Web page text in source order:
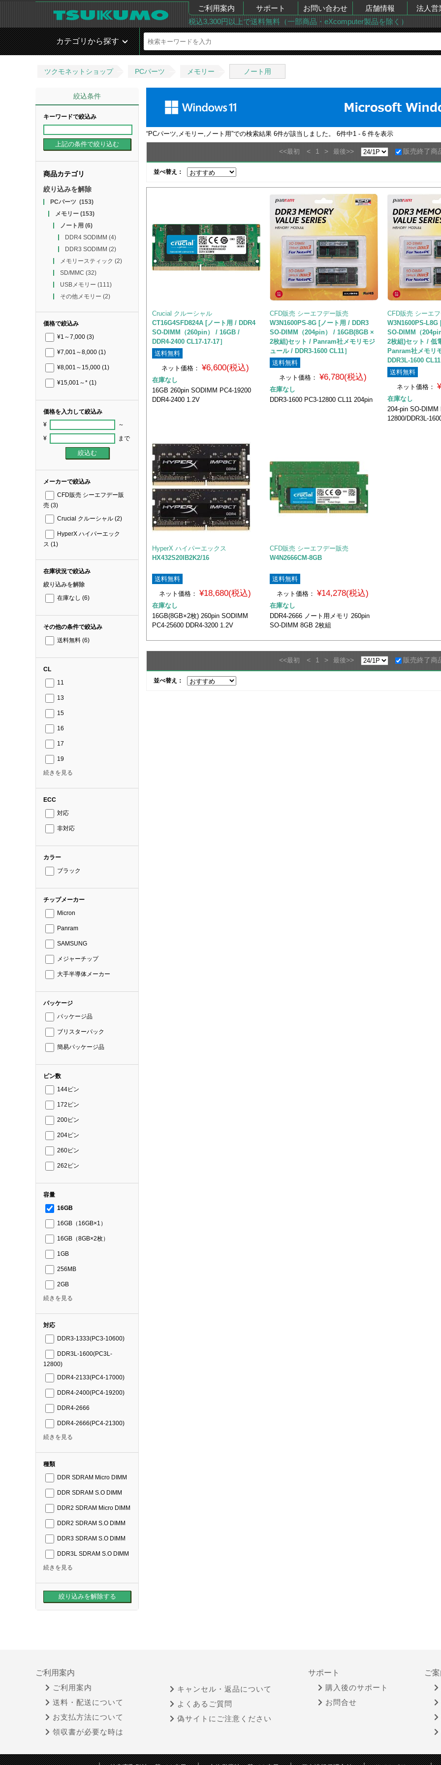
ご利用案内 サポート お問い合わせ 店舗情報 法人営
税込3,300円以上で送料無料（一部商品・eXcomputer製品を除く）
カテゴリから探す
ツクモネットショップ PCパーツ メモリー ノート用
絞込条件
キーワードで絞込み
商品カテゴリ
絞り込みを解除
PCパーツ (153)
メモリー(153)
ノート用 (6)
DDR4 SODIMM (4)
DDR3 SODIMM (2)
メモリースティック (2)
SD/MMC (32)
USBメモリー (111)
その他メモリー (2)
価格で絞込み
¥1～7,000 (3)
¥7,001～8,000 (1)
¥8,001～15,000 (1)
¥15,001～* (1)
価格を入力して絞込み
¥ ～
¥ まで
メーカーで絞込み
CFD販売 シーエフデー販
売 (3)
Crucial クルーシャル (2)
HyperX ハイパーエック
ス (1)
在庫状況で絞込み
絞り込みを解除
在庫なし (6)
その他の条件で絞込み
送料無料 (6)
CL
11
13
15
16
17
19
続きを見る
ECC
対応
非対応
カラー
ブラック
チップメーカー
Micron
Panram
SAMSUNG
メジャーチップ
大手半導体メーカー
パッケージ
パッケージ品
ブリスターパック
簡易パッケージ品
ピン数
144ピン
172ピン
200ピン
204ピン
260ピン
262ピン
容量
16GB
16GB（16GB×1）
16GB（8GB×2枚）
1GB
256MB
2GB
続きを見る
対応
DDR3-1333(PC3-10600)
DDR3L-1600(PC3L-
12800)
DDR4-2133(PC4-17000)
DDR4-2400(PC4-19200)
DDR4-2666
DDR4-2666(PC4-21300)
続きを見る
種類
DDR SDRAM Micro DIMM
DDR SDRAM S.O DIMM
DDR2 SDRAM Micro DIMM
DDR2 SDRAM S.O DIMM
DDR3 SDRAM S.O DIMM
DDR3L SDRAM S.O DIMM
続きを見る
“PCパーツ,メモリー,ノート用”での検索結果 6件が該当しました。 6件中1 - 6 件を表示
<<最初 < 1 > 最後>> 販売終了商
並べ替え：
Crucial クルーシャル
CT16G4SFD824A [ノート用 / DDR4
SO-DIMM（260pin） / 16GB /
DDR4-2400 CL17-17-17］
送料無料
ネット価格： ¥6,600(税込)
在庫なし
16GB 260pin SODIMM PC4-19200
DDR4-2400 1.2V
CFD販売 シーエフデー販売
W3N1600PS-8G [ノート用 / DDR3
SO-DIMM（204pin） / 16GB(8GB ×
2枚組)セット / Panram社メモリモジ
ュール / DDR3-1600 CL11］
送料無料
ネット価格： ¥6,780(税込)
在庫なし
DDR3-1600 PC3-12800 CL11 204pin
CFD販売 シーエ
W3N1600PS-
SO-DIMM（
2枚組)セット / 低
Panram社メモリ
DDR3L-1600 CL11
送料無料
ネット価格：
在庫なし
204-pin SO-DIMM
12800/DDR3L-
HyperX ハイパーエックス
HX432S20IB2K2/16
送料無料
ネット価格：
¥18,680(税込)
在庫なし
16GB(8GB×2枚) 260pin SODIMM
PC4-25600 DDR4-3200 1.2V
CFD販売 シーエフデー販売
W4N2666CM-8GB
送料無料
ネット価格：
¥14,278(税込)
在庫なし
DDR4-2666 ノート用メモリ 260pin
SO-DIMM 8GB 2枚組
<<最初 < 1 > 最後>> 販売終了商
並べ替え：
ご利用案内
ご利用案内
送料・配送について
お支払方法について
領収書が必要な時は
キャンセル・返品について
よくあるご質問
偽サイトにご注意ください
サポート
購入後のサポート
お問合せ
ご